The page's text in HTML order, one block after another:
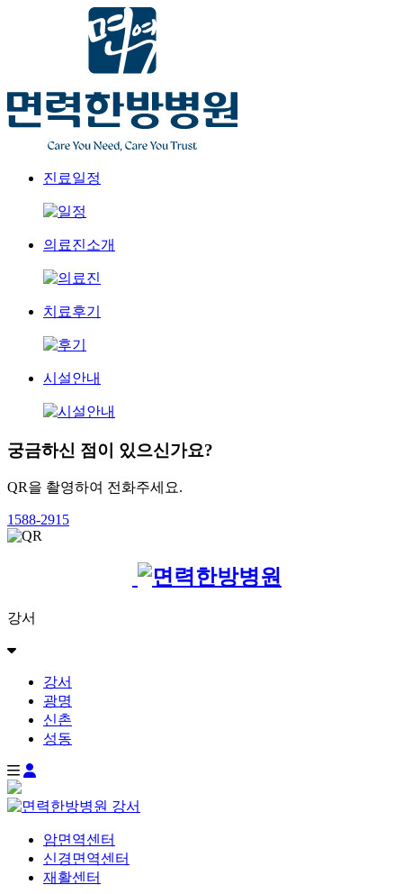
진료일정
의료진소개
치료후기
시설안내
궁금하신 점이 있으신가요?
QR을 촬영하여 전화주세요.
1588-2915
강서
강서
광명
신촌
성동
강서
암면역센터
신경면역센터
재활센터